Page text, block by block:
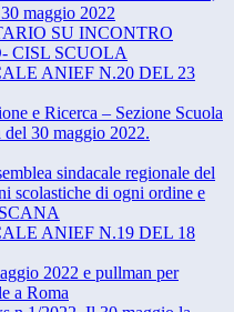
maggio 2022
SU INCONTRO
CISL SCUOLA
ANIEF N.20 DEL 23
e Ricerca – Sezione Scuola
del 30 maggio 2022.
sindacale regionale del
scolastiche di ogni ordine e
ANIEF N.19 DEL 18
2022 e pullman per
a Roma